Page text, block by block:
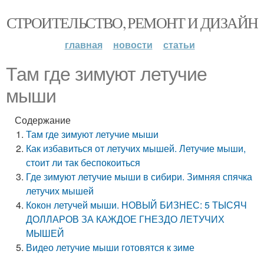
СТРОИТЕЛЬСТВО, РЕМОНТ И ДИЗАЙН
главная новости статьи
Там где зимуют летучие
мыши
Содержание
Там где зимуют летучие мыши
Как избавиться от летучих мышей. Летучие мыши,
стоит ли так беспокоиться
Где зимуют летучие мыши в сибири. Зимняя спячка
летучих мышей
Кокон летучей мыши. НОВЫЙ БИЗНЕС: 5 ТЫСЯЧ
ДОЛЛАРОВ ЗА КАЖДОЕ ГНЕЗДО ЛЕТУЧИХ
МЫШЕЙ
Видео летучие мыши готовятся к зиме